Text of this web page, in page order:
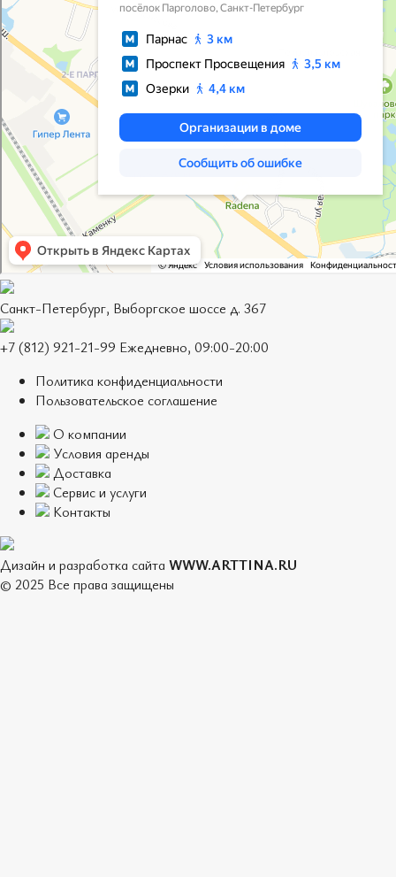
Санкт-Петербург, Выборгское шоссе д. 367
+7 (812) 921-21-99 Ежедневно, 09:00-20:00
Политика конфиденциальности
Пользовательское соглашение
О компании
Условия аренды
Доставка
Сервис и услуги
Контакты
Дизайн и разработка сайта WWW.ARTTINA.RU
© 2025 Все права защищены